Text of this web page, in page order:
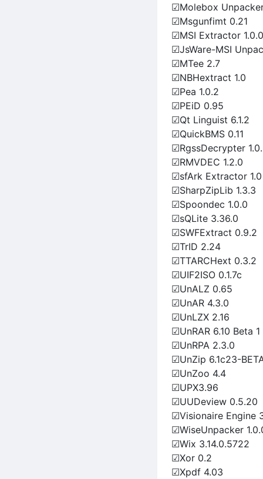
☑Molebox
☑Msgunfimt 0.21
☑MSI Extractor
☑JsWare-MSI
☑MTee 2.7
☑NBHextract 1.0
☑Pea 1.0.2
☑PEiD 0.95
☑Qt Linguist 6.1.2
☑QuickBMS 0.11
☑RgssDecrypter
☑RMVDEC 1.2.0
☑sfArk Extractor 1.0
☑SharpZipLib 1.3.3
☑Spoondec 1.0.0
☑sQLite 3.36.0
☑SWFExtract 0.9.2
☑TrID 2.24
☑TTARCHext 0.3.2
☑UIF2ISO 0.1.7c
☑UnALZ 0.65
☑UnAR 4.3.0
☑UnLZX 2.16
☑UnRAR 6.10 Beta 1
☑UnRPA 2.3.0
☑UnZip 6.1c23-
☑UnZoo 4.4
☑UPX3.96
☑UUDeview 0.5.20
☑Visionaire Engine
☑WiseUnpacker
☑Wix 3.14.0.5722
☑Xor 0.2
☑Xpdf 4.03